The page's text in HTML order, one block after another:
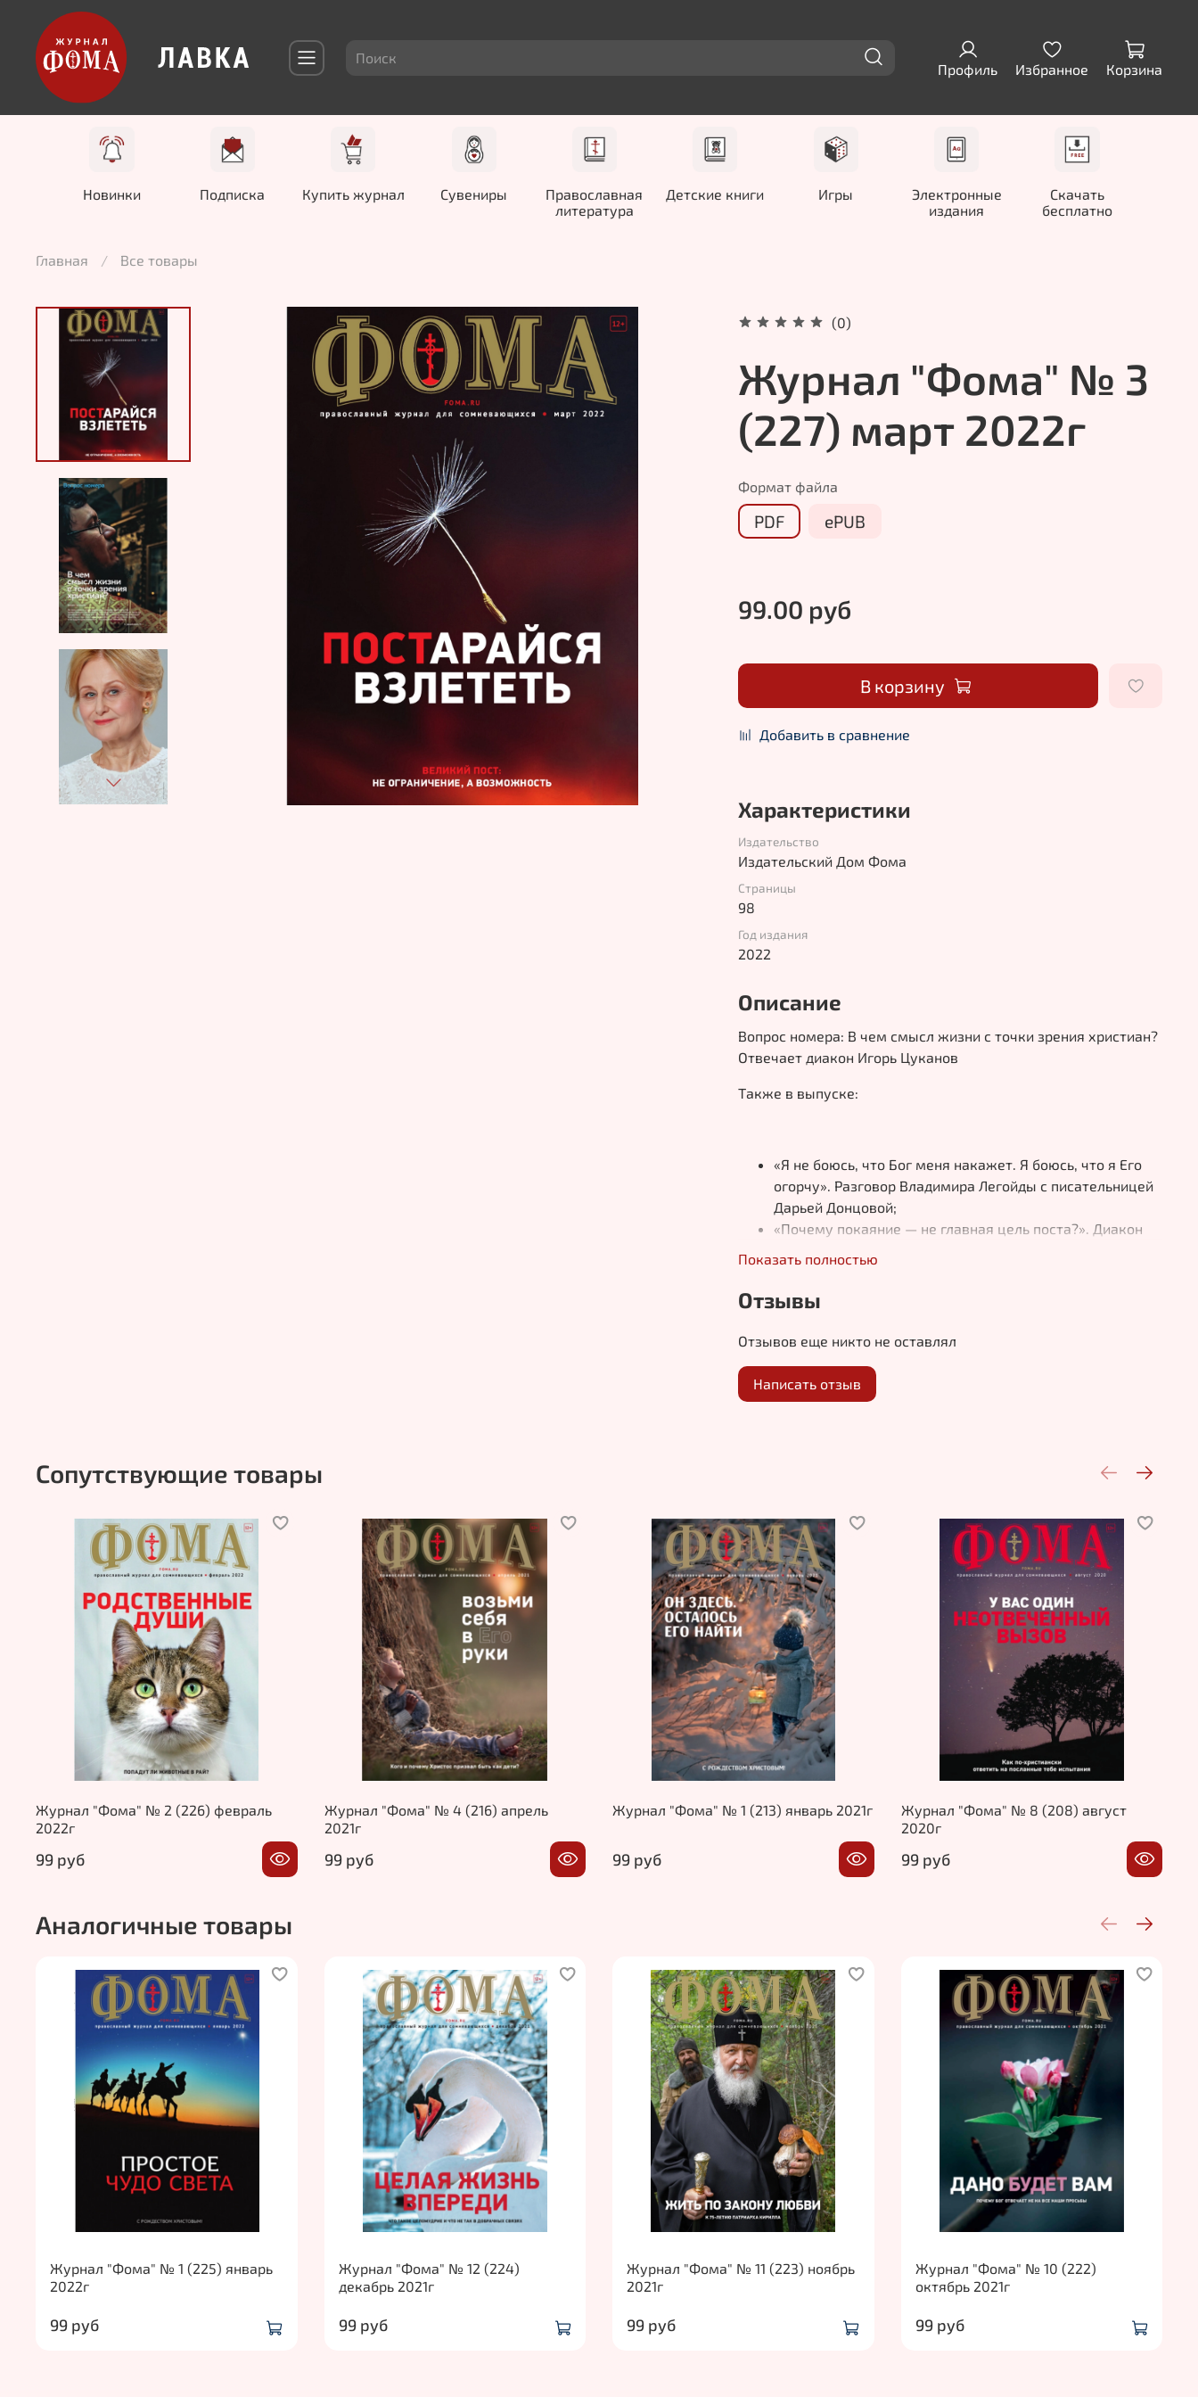
Профиль Избранное Корзина
Новинки Подписка Купить журнал Сувениры
Православная
литература
Детские книги Игры
Электронные
издания
Скачать
бесплатно
Главная Все товары
(0)
Журнал "Фома" № 3
(227) март 2022г
Формат файла
PDF ePUB
99.00 руб
В корзину
Добавить в сравнение
Характеристики
Издательство
Издательский Дом Фома
Страницы
98
Год издания
2022
Описание
Вопрос номера: В чем смысл жизни с точки зрения христиан?
Отвечает диакон Игорь Цуканов
Также в выпуске:
«Я не боюсь, что Бог меня накажет. Я боюсь, что я Его
огорчу». Разговор Владимира Легойды с писательницей
Дарьей Донцовой;
«Почему покаяние — не главная цель поста?». Диакон
Великий пост: возможность уловить сигналы вечности.
«Я недавно встретил ребят из своего района. Они как
будто умерли». Истории подростков, которые выбрались
Загадки Ура. Что ученым удалось узнать о легендарном
библейском городе;
«Я работал, задыхаясь от счастья». Картины Аркадия
Семейное чтение. Христос в пустыне.
Показать полностью
Отзывы
Отзывов еще никто не оставлял
Написать отзыв
Сопутствующие товары
Журнал "Фома" № 2 (226) февраль
2022г
99 руб
Журнал "Фома" № 4 (216) апрель
2021г
99 руб
Журнал "Фома" № 1 (213) январь 2021г
99 руб
Журнал "Фома" № 8 (208) август
2020г
99 руб
Аналогичные товары
Журнал "Фома" № 1 (225) январь
2022г
99 руб
Журнал "Фома" № 12 (224)
декабрь 2021г
99 руб
Журнал "Фома" № 11 (223) ноябрь
2021г
99 руб
Журнал "Фома" № 10 (222)
октябрь 2021г
99 руб